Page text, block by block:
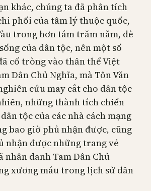
khác, chúng ta đã phân tích
phối của tâm lý thuộc quốc,
trong hơn tám trăm năm, đè
của dân tộc, nên một số
cố tròng vào thân thể Việt
Dân Chủ Nghĩa, mà Tôn Văn
cứu may cắt cho dân tộc
những thành tích chiến
tộc của các nhà cách mạng
bao giờ phủ nhận được, cũng
nhận được những trang vẻ
nhân danh Tam Dân Chủ
xương máu trong lịch sử dân